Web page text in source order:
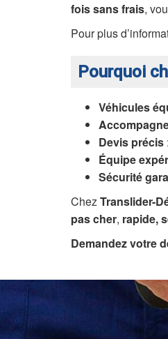
fois sans frais,
Pour plus
Pourquoi
Véhicules
Devis précis
Équipe
Sécurité
ChezTranslider-
pas cher, rapide,
Demandez votre